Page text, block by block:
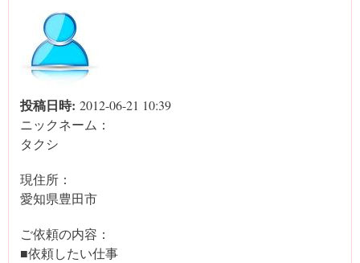
投稿日時: 2012-06-21 10:39
ニックネーム：
タクシ
現住所：
愛知県豊田市
ご依頼の内容：
■依頼したい仕事